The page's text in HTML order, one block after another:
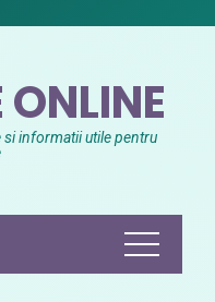
si informatii utile pentru